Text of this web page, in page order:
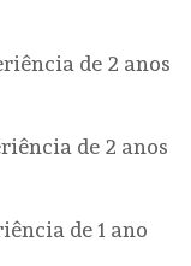
de 2 anos
de 2 anos
de 1 ano